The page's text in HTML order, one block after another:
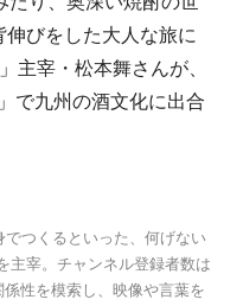
びをした大人な旅に
主宰・松本舞さんが、
で九州の酒文化に出合
つくるといった、何げない
主宰。チャンネル登録者数は
性を模索し、映像や言葉を